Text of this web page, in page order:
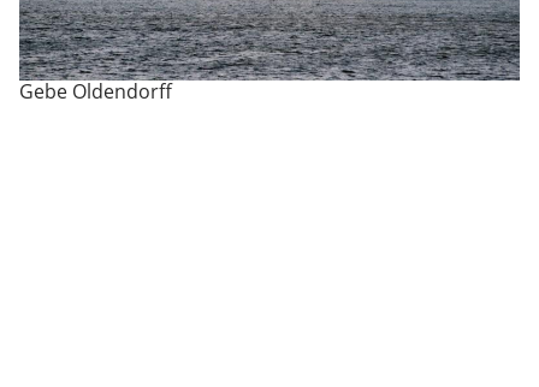
Gebe Oldendorff